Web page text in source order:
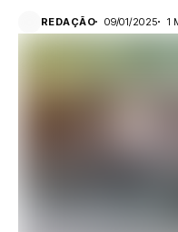
REDAÇÃO 09/01/2025 1